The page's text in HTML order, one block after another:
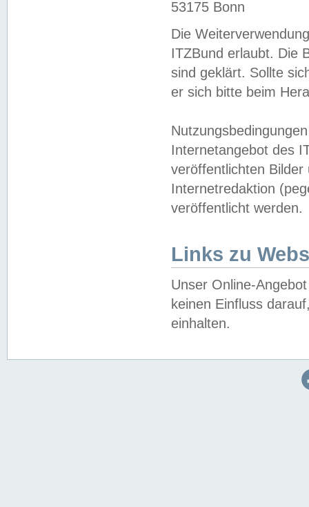
53175 Bonn
Die
ITZBund erlaubt. Die
sind geklärt. Sollte
er sich bitte beim
Internetangebot des
veröffentlichten
Internetredaktion
veröffentlicht werden.
Links zu
Unser Online-
keinen Einfluss
einhalten.